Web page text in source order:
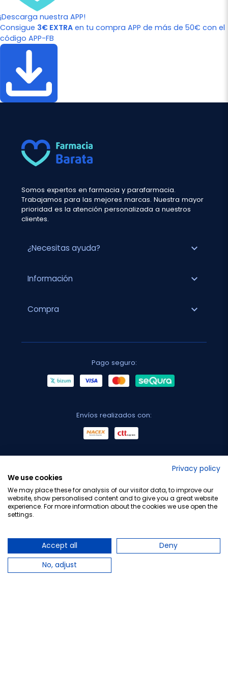
¡Descarga nuestra APP!
Consigue 3€ EXTRA en tu compra APP de más de 50€ con el
código APP-FB
Somos expertos en farmacia y parafarmacia.
Trabajamos para las mejores marcas. Nuestra mayor
prioridad es la atención personalizada a nuestros
clientes.
¿Necesitas ayuda? expand_more
Información expand_more
Compra expand_more
Pago seguro:
Envíos realizados con:
Privacy policy
We use cookies
We may place these for analysis of our visitor data, to improve our
website, show personalised content and to give you a great website
experience. For more information about the cookies we use open the
settings.
Accept all
Deny
No, adjust